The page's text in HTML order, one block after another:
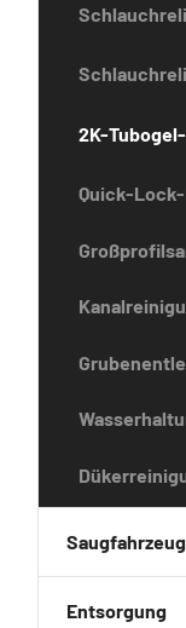
2K-
Quick-
Saugfahrzeug
Entsorgung